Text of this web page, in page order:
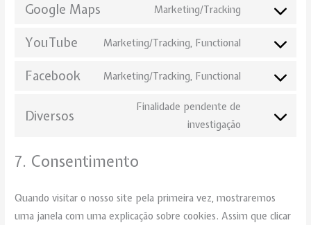
Google Maps Marketing/Tracking
YouTube Marketing/Tracking, Functional
Facebook Marketing/Tracking, Functional
Diversos
Finalidade pendente de
investigação
7. Consentimento
Quando visitar o nosso site pela primeira vez, mostraremos
uma janela com uma explicação sobre cookies. Assim que clicar